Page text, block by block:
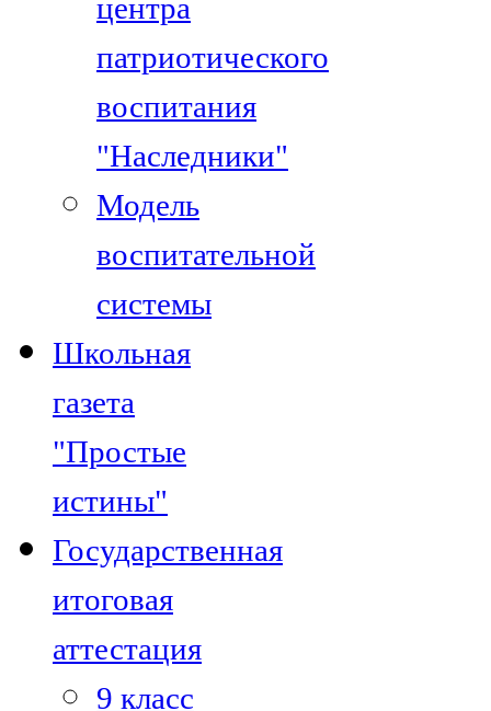
центра
патриотического
воспитания
"Наследники"
Модель
воспитательной
системы
Школьная
газета
"Простые
истины"
Государственная
итоговая
аттестация
9 класс